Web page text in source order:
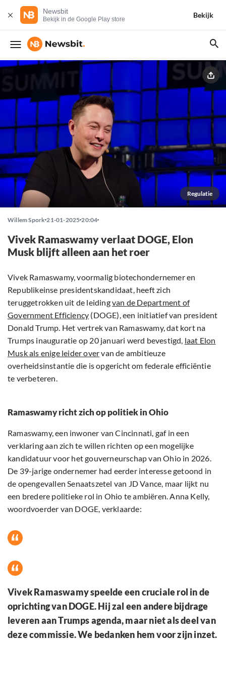
Newsbit
Bekijk in de Google Play store
Bekijk
Regulatie
Willem Spork 21-01-2025 20:04
Vivek Ramaswamy verlaat DOGE, Elon
Musk blijft alleen aan het roer
Vivek Ramaswamy, voormalig biotechondernemer en
Republikeinse presidentskandidaat, heeft zich
teruggetrokken uit de leidingvan de Department of
Government Efficiency (DOGE), een initiatief van president
Donald Trump. Het vertrek van Ramaswamy, dat kort na
Trumps inauguratie op 20 januari werd bevestigd, laat Elon
Musk als enige leider overvan de ambitieuze
overheidsinstantie die is opgericht om federale efficiëntie
te verbeteren.
Ramaswamy richt zich op politiek in Ohio
Ramaswamy, een inwoner van Cincinnati, gaf in een
verklaring aan zich te willen richten op een mogelijke
kandidatuur voor het gouverneurschap van Ohio in 2026.
De 39-jarige ondernemer had eerder interesse getoond in
de opengevallen Senaatszetel van JD Vance, maar lijkt nu
een bredere politieke rol in Ohio te ambiëren. Anna Kelly,
woordvoerder van DOGE, verklaarde:
Vivek Ramaswamy speelde een cruciale rol in de
oprichting van DOGE. Hij zal een andere bijdrage
leveren aan Trumps agenda, maar niet als deel van
deze commissie. We bedanken hem voor zijn inzet.